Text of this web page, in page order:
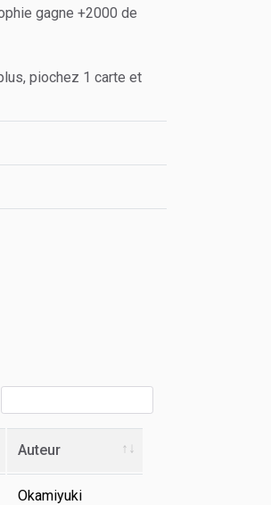
gagne +2000 de
piochez 1 carte et
Auteur
Okamiyuki